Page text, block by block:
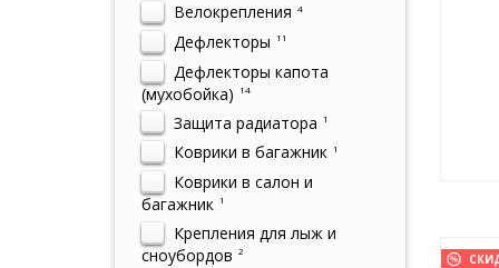
Велокрепления 4
Дефлекторы 11
Дефлекторы капота
(мухобойка)
14
Защита радиатора 1
Коврики в багажник 1
Коврики в салон и
багажник 1
Крепления для лыж и
сноубордов 2